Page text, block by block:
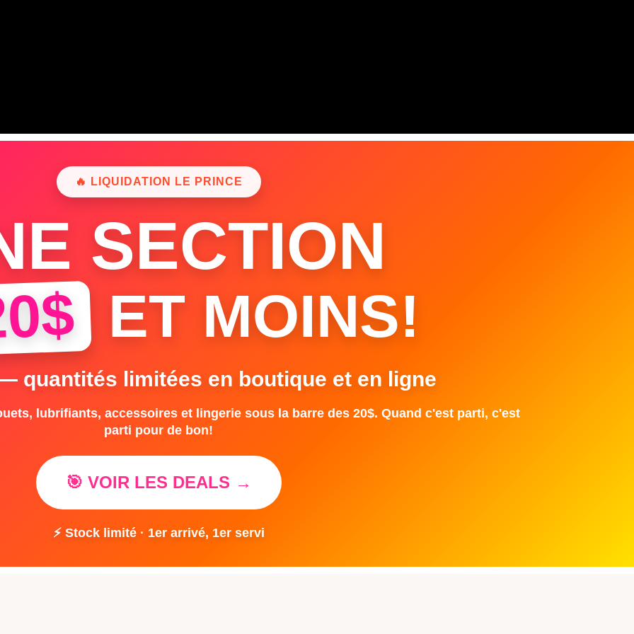
🔥 LIQUIDATION LE PRINCE
SECTION
ET MOINS!
quantités limitées en boutique et en ligne
lubrifiants, accessoires et lingerie sous la barre des 20$. Quand c'est parti, c'est
parti pour de bon!
🎯 VOIR LES DEALS →
⚡ Stock limité · 1er arrivé, 1er servi